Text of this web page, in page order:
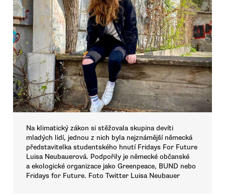
Na klimatický zákon si stěžovala skupina devíti
mladých lidí, jednou z nich byla nejznámější německá
představitelka studentského hnutí Fridays For Future
Luisa Neubauerová. Podpořily je německé občanské
a ekologické organizace jako Greenpeace, BUND nebo
Fridays for Future. Foto Twitter Luisa Neubauer